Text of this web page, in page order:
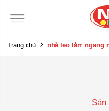
Trang chủ nhà leo lằm ngang
Sản